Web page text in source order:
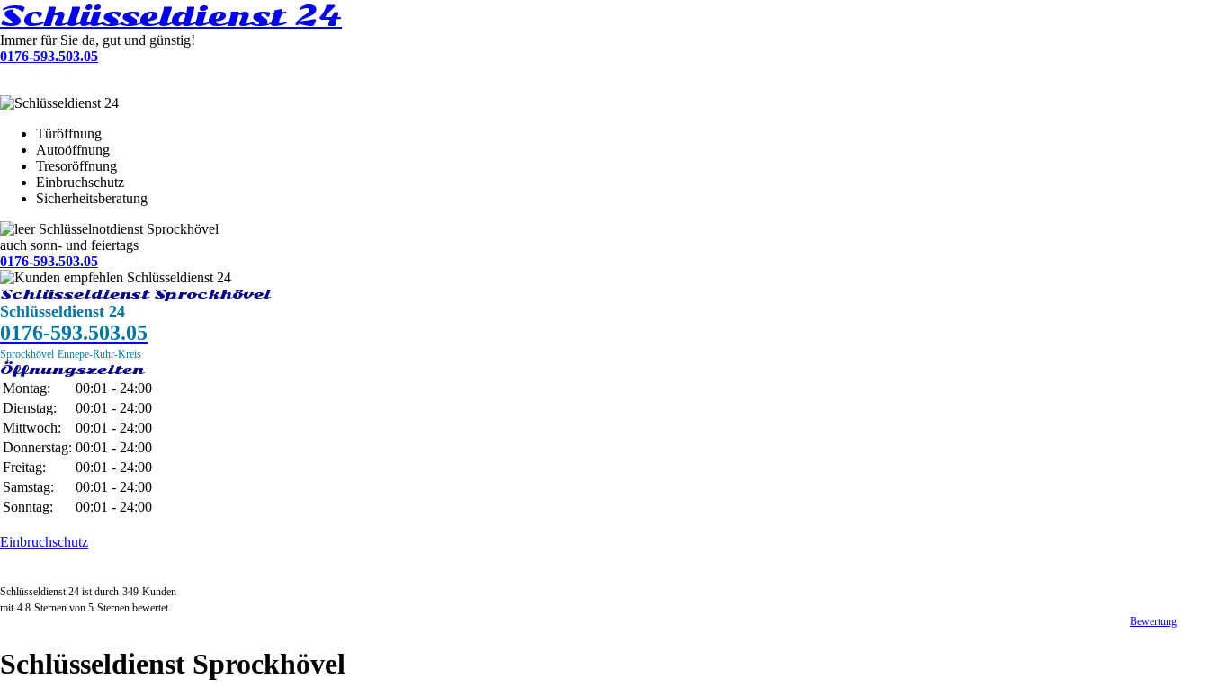
Schlüsseldienst 24
Immer für Sie da, gut und günstig!
0176-593.503.05
Türöffnung
Autoöffnung
Tresoröffnung
Einbruchschutz
Sicherheitsberatung
Schlüsselnotdienst Sprockhövel
auch sonn- und feiertags
0176-593.503.05
Schlüsseldienst Sprockhövel
Schlüsseldienst 24
0176-593.503.05
Sprockhövel Ennepe-Ruhr-Kreis
Öffnungszeiten
Montag:
00:01 - 24:00
Dienstag:
00:01 - 24:00
Mittwoch:
00:01 - 24:00
Donnerstag: 00:01 - 24:00
Freitag:
00:01 - 24:00
Samstag:
00:01 - 24:00
Sonntag:
00:01 - 24:00
Einbruchschutz
Schlüsseldienst 24 ist durch 349 Kunden
mit 4.8 Sternen von 5 Sternen bewertet.
Bewertung
Schlüsseldienst Sprockhövel